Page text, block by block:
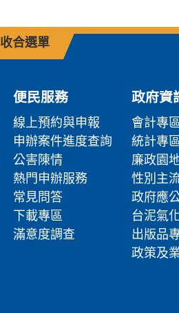
收合選單
便民服務
線上預約與申報
申辦案件進度查詢
公害陳情
熱門申辦服務
常見問答
下載專區
滿意度調查
政府資
會計專
統計專
廉政園
性別主
政府應
台泥氣
出版品
政策及